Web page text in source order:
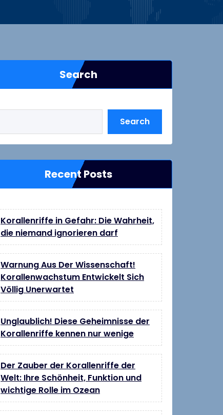
Search
Search
Recent Posts
Korallenriffe in Gefahr: Die Wahrheit,
die niemand ignorieren darf
Warnung Aus Der Wissenschaft!
Korallenwachstum Entwickelt Sich
Völlig Unerwartet
Unglaublich! Diese Geheimnisse der
Korallenriffe kennen nur wenige
Der Zauber der Korallenriffe der
Welt: Ihre Schönheit, Funktion und
wichtige Rolle im Ozean